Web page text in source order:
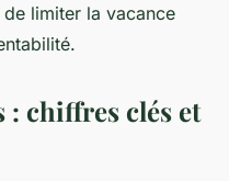
limiter la vacance
: chiffres clés et